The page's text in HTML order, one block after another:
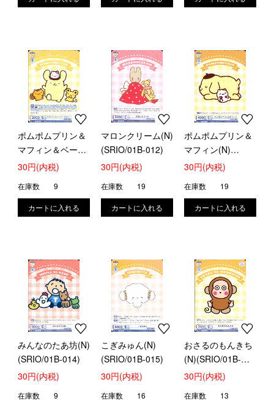
ポムポムプリン＆
マフィン＆ベーグ
ル＆スコーン(N)
30円(内税)
在庫数 9
マロンクリーム(N)
(SRIO/01B-012)
30円(内税)
在庫数 19
ポムポムプリン＆
マフィン(N)
(SRIO/01B-013)
30円(内税)
在庫数 19
みんなのたあ坊(N)
(SRIO/01B-014)
30円(内税)
在庫数 9
こぎみゅん(N)
(SRIO/01B-015)
30円(内税)
在庫数 16
おさるのもんきち
(N)(SRIO/01B-
016)
30円(内税)
在庫数 13